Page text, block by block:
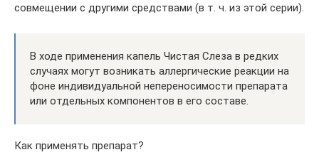
совмещении с другими средствами (в т. ч. из этой серии).
В ходе применения капель Чистая Слеза в редких
случаях могут возникать аллергические реакции на
фоне индивидуальной непереносимости препарата
или отдельных компонентов в его составе.
Как применять препарат?